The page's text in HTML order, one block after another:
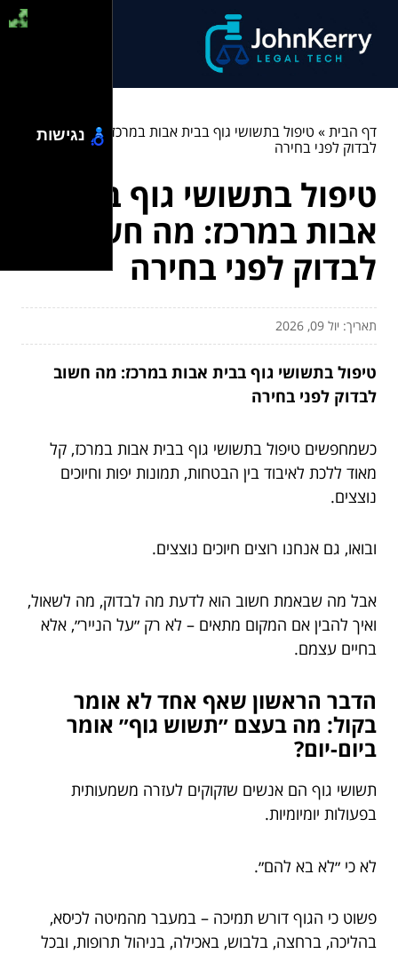
דף הבית» טיפול בתשושי גוף בבית אבות במרכז: מה חשוב
לבדוק לפני בחירה
טיפול בתשושי גוף בבית
אבות במרכז: מה חשוב
לבדוק לפני בחירה
תאריך: יול 09, 2026
טיפול בתשושי גוף בבית אבות במרכז: מה חשוב
לבדוק לפני בחירה
כשמחפשים טיפול בתשושי גוף בבית אבות במרכז, קל
מאוד ללכת לאיבוד בין הבטחות, תמונות יפות וחיוכים
נוצצים.
ובואו, גם אנחנו רוצים חיוכים נוצצים.
אבל מה שבאמת חשוב הוא לדעת מה לבדוק, מה לשאול,
ואיך להבין אם המקום מתאים – לא רק ״על הנייר״, אלא
בחיים עצמם.
הדבר הראשון שאף אחד לא אומר
בקול: מה בעצם ״תשוש גוף״ אומר
ביום-יום?
תשושי גוף הם אנשים שזקוקים לעזרה משמעותית
בפעולות יומיומיות.
לא כי ״לא בא להם״.
פשוט כי הגוף דורש תמיכה – במעבר מהמיטה לכיסא,
בהליכה, ברחצה, בלבוש, באכילה, בניהול תרופות, ובכל
נגישות